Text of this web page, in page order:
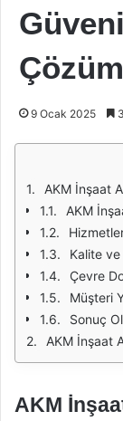
9 Ocak 2025
AKM İnşaat
AKM
Kalite ve
Çevre
Müşteri
Sonuç
AKM İnşaat
AKM